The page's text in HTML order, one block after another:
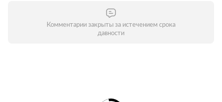
Комментарии закрыты за истечением срока
давности